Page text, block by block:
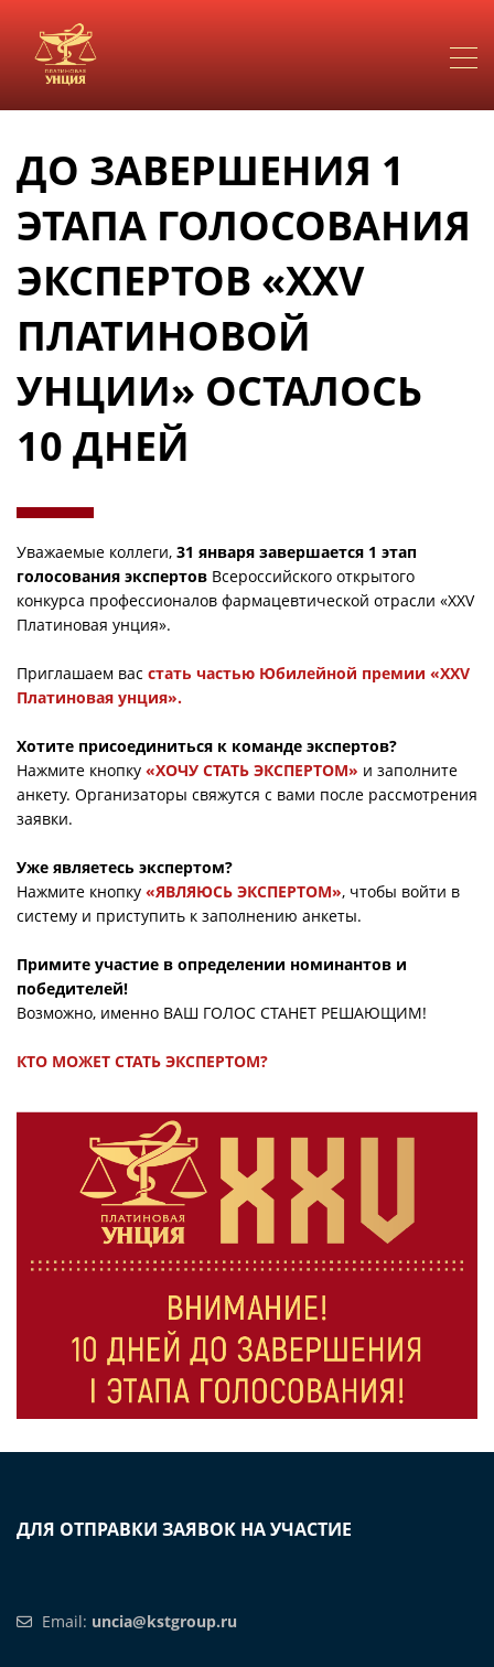
ДО ЗАВЕРШЕНИЯ 1
ЭТАПА ГОЛОСОВАНИЯ
ЭКСПЕРТОВ «XXV
ПЛАТИНОВОЙ
УНЦИИ» ОСТАЛОСЬ
10 ДНЕЙ
Уважаемые коллеги, 31 января завершается 1 этап
голосования экспертов Всероссийского открытого
конкурса профессионалов фармацевтической отрасли «XXV
Платиновая унция».
Приглашаем вас стать частью Юбилейной премии «XXV
Платиновая унция».
Хотите присоединиться к команде экспертов?
Нажмите кнопку «ХОЧУ СТАТЬ ЭКСПЕРТОМ» и заполните
анкету. Организаторы свяжутся с вами после рассмотрения
заявки.
Уже являетесь экспертом?
Нажмите кнопку «ЯВЛЯЮСЬ ЭКСПЕРТОМ», чтобы войти в
систему и приступить к заполнению анкеты.
Примите участие в определении номинантов и
победителей!
Возможно, именно ВАШ ГОЛОС СТАНЕТ РЕШАЮЩИМ!
КТО МОЖЕТ СТАТЬ ЭКСПЕРТОМ?
ДЛЯ ОТПРАВКИ ЗАЯВОК НА УЧАСТИЕ
Email: uncia@kstgroup.ru